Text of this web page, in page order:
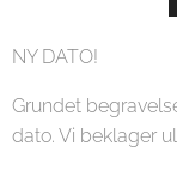
NY DATO!
Grundet
dato. Vi beklager